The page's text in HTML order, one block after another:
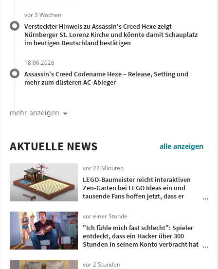
vor 3 Wochen
Versteckter Hinweis zu Assassin's Creed Hexe zeigt
Nürnberger St. Lorenz Kirche und könnte damit Schauplatz
im heutigen Deutschland bestätigen
18.06.2026
Assassin's Creed Codename Hexe – Release, Setting und
mehr zum düsteren AC-Ableger
mehr anzeigen
AKTUELLE NEWS alle anzeigen
vor 22 Minuten
LEGO-Baumeister reicht interaktiven
Zen-Garten bei LEGO Ideas ein und
tausende Fans hoffen jetzt, dass er
vor einer Stunde
"Ich fühle mich fast schlecht": Spieler
entdeckt, dass ein Hacker über 300
Stunden in seinem Konto verbracht hat
vor 2 Stunden